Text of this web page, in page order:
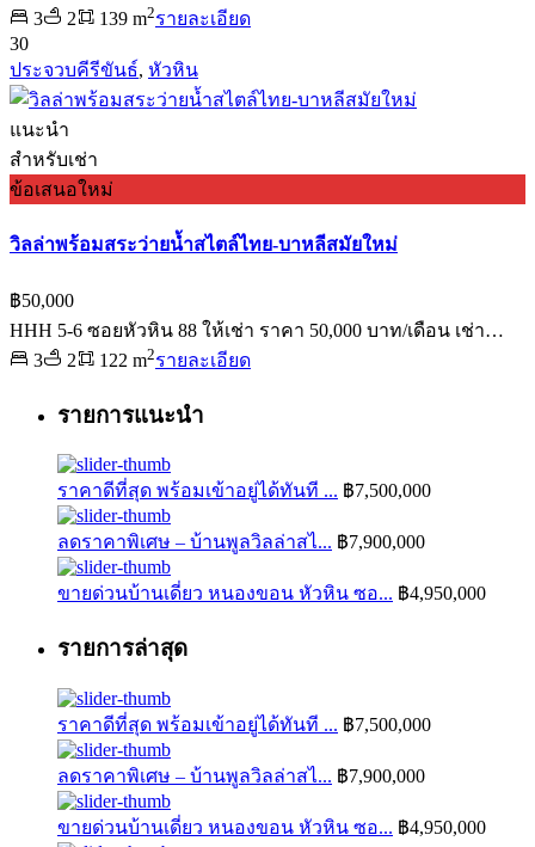
3
2 139 m2รายละเอียด
30
ประจวบคีรีขันธ์, หัวหิน
แนะนำ
สำหรับเช่า
ข้อเสนอใหม่
วิลล่าพร้อมสระว่ายน้ำสไตล์ไทย-บาหลีสมัยใหม่
฿50,000
HHH 5-6 ซอยหัวหิน 88 ให้เช่า ราคา 50,000 บาท/เดือน เช่า…
3
2 122 m2รายละเอียด
รายการแนะนำ
ราคาดีที่สุด พร้อมเข้าอยู่ได้ทันที ... ฿7,500,000
ลดราคาพิเศษ – บ้านพูลวิลล่าสไ... ฿7,900,000
ขายด่วนบ้านเดี่ยว หนองขอน หัวหิน ซอ... ฿4,950,000
รายการล่าสุด
ราคาดีที่สุด พร้อมเข้าอยู่ได้ทันที ... ฿7,500,000
ลดราคาพิเศษ – บ้านพูลวิลล่าสไ... ฿7,900,000
ขายด่วนบ้านเดี่ยว หนองขอน หัวหิน ซอ... ฿4,950,000